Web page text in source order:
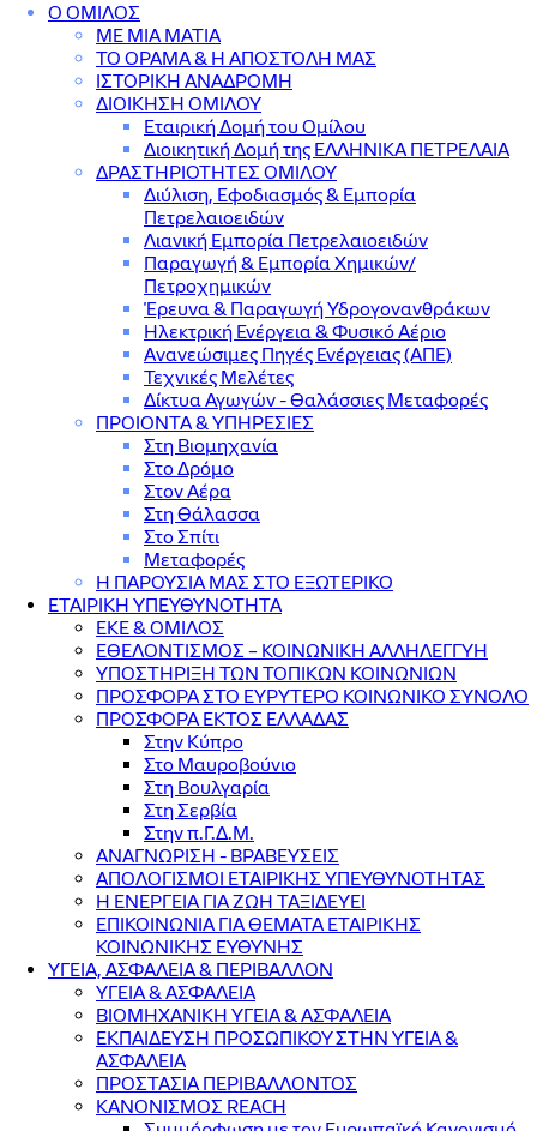
Ο ΟΜΙΛΟΣ
ΜΕ ΜΙΑ ΜΑΤΙΑ
ΤΟ ΟΡΑΜΑ & Η ΑΠΟΣΤΟΛΗ ΜΑΣ
ΙΣΤΟΡΙΚΗ ΑΝΑΔΡΟΜΗ
ΔΙΟΙΚΗΣΗ ΟΜΙΛΟΥ
Εταιρική Δομή του Ομίλου
Διοικητική Δομή της ΕΛΛΗΝΙΚΑ ΠΕΤΡΕΛΑΙΑ
ΔΡΑΣΤΗΡΙΟΤΗΤΕΣ ΟΜΙΛΟΥ
Διύλιση, Εφοδιασμός & Εμπορία
Πετρελαιοειδών
Λιανική Εμπορία Πετρελαιοειδών
Παραγωγή & Εμπορία Χημικών/
Πετροχημικών
Έρευνα & Παραγωγή Υδρογονανθράκων
Ηλεκτρική Ενέργεια & Φυσικό Αέριο
Ανανεώσιμες Πηγές Ενέργειας (ΑΠΕ)
Τεχνικές Μελέτες
Δίκτυα Αγωγών - Θαλάσσιες Μεταφορές
ΠΡΟΙΟΝΤΑ & YΠΗΡΕΣΙΕΣ
Στη Βιομηχανία
Στο Δρόμο
Στον Αέρα
Στη Θάλασσα
Στο Σπίτι
Μεταφορές
Η ΠΑΡΟΥΣΙΑ ΜΑΣ ΣΤΟ ΕΞΩΤΕΡΙΚΟ
ΕΤΑΙΡΙΚΗ ΥΠΕΥΘΥΝΟΤΗΤΑ
ΕΚΕ & ΟΜΙΛΟΣ
ΕΘΕΛΟΝΤΙΣΜΟΣ – ΚΟΙΝΩΝΙΚΗ ΑΛΛΗΛΕΓΓΥΗ
ΥΠΟΣΤΗΡΙΞΗ ΤΩΝ ΤΟΠΙΚΩΝ ΚΟΙΝΩΝΙΩΝ
ΠΡΟΣΦΟΡΑ ΣΤΟ ΕΥΡΥΤΕΡΟ ΚΟΙΝΩΝΙΚΟ ΣΥΝΟΛΟ
ΠΡΟΣΦΟΡΑ ΕΚΤΟΣ ΕΛΛΑΔΑΣ
Στην Κύπρο
Στο Μαυροβούνιο
Στη Βουλγαρία
Στη Σερβία
Στην π.Γ.Δ.Μ.
ΑΝΑΓΝΩΡΙΣΗ - ΒΡΑΒΕΥΣΕΙΣ
ΑΠΟΛΟΓΙΣΜΟΙ ΕΤΑΙΡΙΚΗΣ ΥΠΕΥΘΥΝΟΤΗΤΑΣ
Η ΕΝΕΡΓΕΙΑ ΓΙΑ ΖΩΗ ΤΑΞΙΔΕΥΕΙ
ΕΠΙΚΟΙΝΩΝΙΑ ΓΙΑ ΘΕΜΑΤΑ ΕΤΑΙΡΙΚΗΣ
ΚΟΙΝΩΝΙΚΗΣ ΕΥΘΥΝΗΣ
ΥΓΕΙΑ, ΑΣΦΑΛΕΙΑ & ΠΕΡΙΒΑΛΛΟΝ
ΥΓΕΙΑ & ΑΣΦΑΛΕΙΑ
ΒΙΟΜΗΧΑΝΙΚΗ ΥΓΕΙΑ & ΑΣΦΑΛΕΙΑ
ΕΚΠΑΙΔΕΥΣΗ ΠΡΟΣΩΠΙΚΟΥ ΣΤΗΝ ΥΓΕΙΑ &
ΑΣΦΑΛΕΙΑ
ΠΡΟΣΤΑΣΙΑ ΠΕΡΙΒΑΛΛΟΝΤΟΣ
ΚΑΝΟΝΙΣΜΟΣ REACH